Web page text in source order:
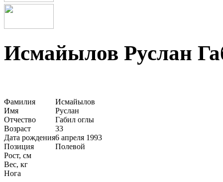
Исмайылов Руслан
Фамилия
Исмайылов
Имя
Руслан
Отчество
Габил оглы
Возраст
33
Дата рождения6 апреля 1993
Позиция
Полевой
Рост, см
Вес, кг
Нога